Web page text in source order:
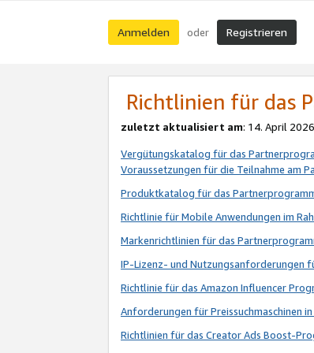
Anmelden oder Registrieren
Richtlinien für das
zuletzt aktualisiert am: 14. April
Vergütungskatalog für das
Voraussetzungen für die Teilnahme am
Produktkatalog für das
Richtlinie für Mobile Anwendungen im
Markenrichtlinien für das
IP-Lizenz- und Nutzungsanforderungen
Richtlinie für das Amazon Influencer
Anforderungen für Preissuchmaschinen
Richtlinien für das Creator Ads Boost-